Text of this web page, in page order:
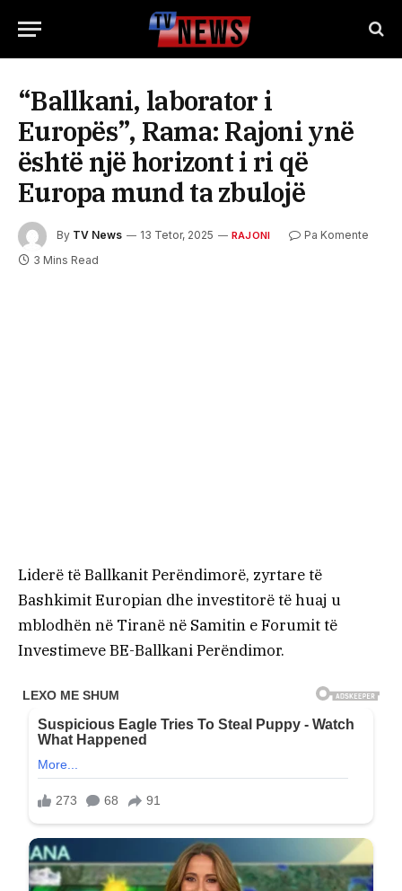
“Ballkani, laborator i
Europës”, Rama: Rajoni ynë
është një horizont i ri që
Europa mund ta zbulojë
By TV News 13 Tetor, 2025 RAJONI
Pa Komente
3 Mins Read
Liderë të Ballkanit Perëndimorë, zyrtare të
Bashkimit Europian dhe investitorë të huaj u
mblodhën në Tiranë në Samitin e Forumit të
Investimeve BE-Ballkani Perëndimor.